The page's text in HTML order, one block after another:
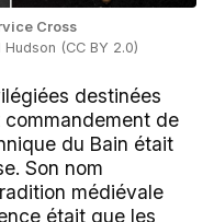
Cross
(CC BY 2.0)
destinées
de
du Bain était
Son nom
médiévale
était que les